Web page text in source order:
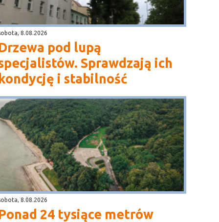
8.08.2026
pod lupą
Sprawdzają ich
kondycję i stabilność
8.08.2026
24 tysiące metrów